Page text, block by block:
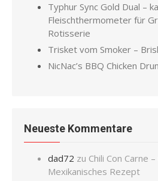
Typhur Sync Gold Dual –
Fleischthermometer für
Rotisserie
Trisket vom Smoker –
NicNac’s BBQ Chicken
Neueste Kommentare
dad72 zu Chili Con Carne
Mexikanisches Rezept